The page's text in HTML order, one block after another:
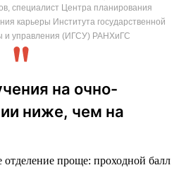
специалист Центра планирования
карьеры Института государственной
и управления (ИГСУ) РАНХиГС
на очно-
ниже, чем на
отделение проще: проходной балл